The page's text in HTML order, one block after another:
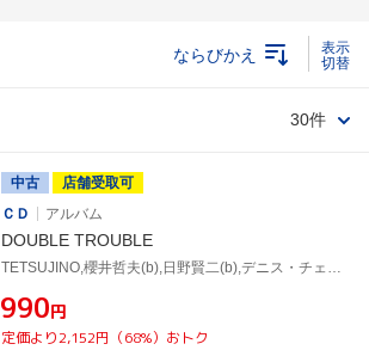
ならびかえ
30件
中古
店舗受取可
ＣＤ
アルバム
DOUBLE TROUBLE
TETSUJINO,櫻井哲夫(b),日野賢二(b),デニス・チェンバース(ds),フユ(ds),丈青(key),PENNY-K(key),マサ小浜(g)
¥990円
定価より2,152円（68%）おトク